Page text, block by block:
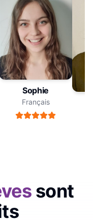
Sophie
Français
sont